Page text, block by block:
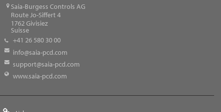
Saia-Burgess Controls AG
Route Jo-Siffert 4
1762Givisiez
Suisse
+41 26 580 30 00
info@saia-pcd.com
support@saia-pcd.com
www.saia-pcd.com